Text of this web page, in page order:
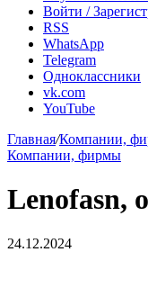
Войти /
RSS
WhatsApp
Telegram
Одноклассники
vk.com
YouTube
Главная/Компании,
Компании, фирмы
Lenofasn,
24.12.2024